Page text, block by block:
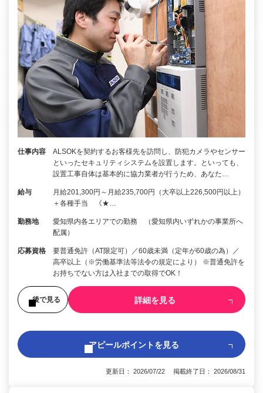
仕事内容
ALSOKを契約するお客様先を訪問し、防犯カメラやセンサー
といったセキュリティシステムを設置します。といっても、
設置工事自体は基本的に協力業者が行うため、あなた…
給与
月給201,300円～月給235,700円（大卒以上226,500円以上）
＋各種手当 《★…
勤務地
愛知県内各エリアでの勤務 （愛知県内いずれかの事業所へ
配属）
応募資格
要普通免許（AT限定可）／60歳未満（定年が60歳の為）／
高卒以上（※労働基準法等法令の規定により） ※普通免許を
お持ちでない方は入社までの取得でOK！
後で見る 詳細を見る
アピールポイントを見る
更新日： 2026/07/22 掲載終了日： 2026/08/31